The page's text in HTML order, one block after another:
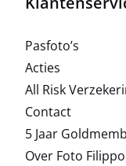
Pasfoto’s
Acties
All Risk
Contact
5 Jaar
Over Foto Filippo